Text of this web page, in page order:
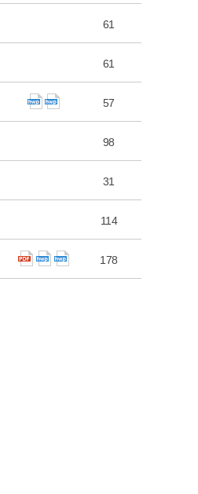
61
61
57
98
31
114
178